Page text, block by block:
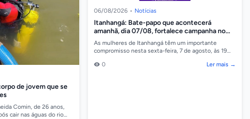
de jovem que se
Comin, de 26 anos,
cair nas águas do rio
06/08/2026 • Notícias
Itanhangá: Bate-papo que acontecerá
amanhã, dia 07/08, fortalece campanha no
combate a violência contra a mulher
As mulheres de Itanhangá têm um importante
compromisso nesta sexta-feira, 7 de agosto, às 19
bate-p...
0 Ler mais →